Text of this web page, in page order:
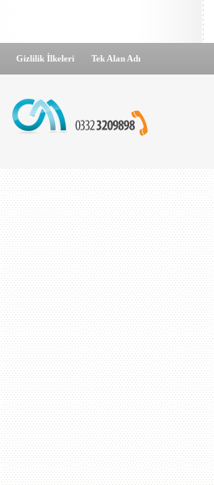
Gizlilik İlkeleri Tek Alan Adı